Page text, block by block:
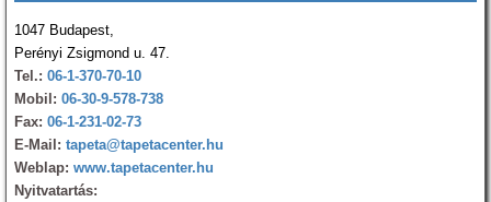
1047 Budapest,
Perényi Zsigmond u. 47.
Tel.: 06-1-370-70-10
Mobil: 06-30-9-578-738
Fax: 06-1-231-02-73
E-Mail: tapeta@tapetacenter.hu
Weblap: www.tapetacenter.hu
Nyitvatartás: